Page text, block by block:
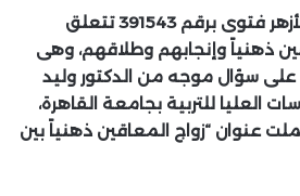
أصدرت لجنة الفتوى بالأزهر فتوى برقم 391543 تتعلق
ذهنياً وإنجابهم وطلاقهم، وهى
على سؤال موجه من الدكتور وليد
العليا للتربية بجامعة القاهرة،
عنوان “زواج المعاقين ذهنياً بين